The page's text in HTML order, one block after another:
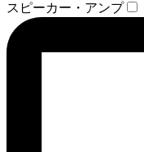
スピーカー・アンプ